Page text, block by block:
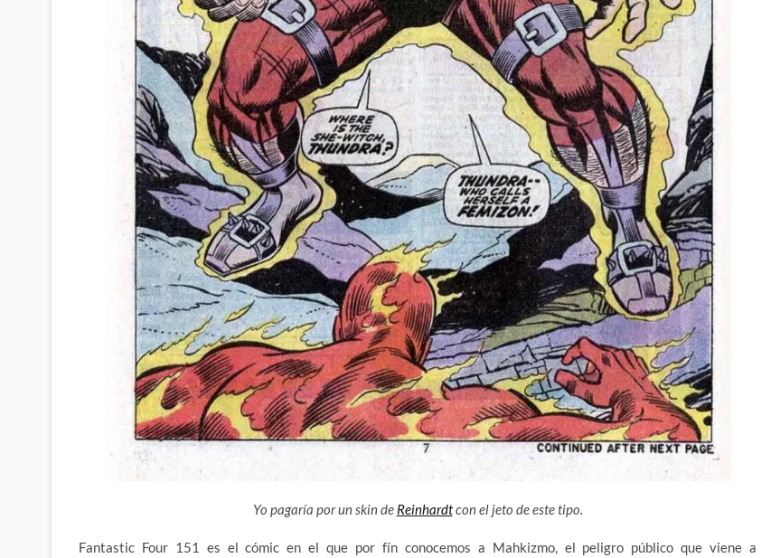
Yo pagaría por un skin de Reinhardtcon el jeto de este tipo.
Fantastic Four 151 es el cómic en el que por fín conocemos a Mahkizmo, el peligro público que viene a